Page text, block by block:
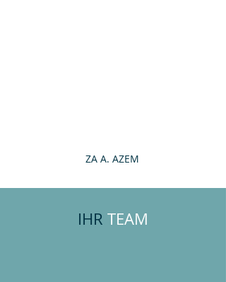
ZA A. AZEM
IHR TEAM